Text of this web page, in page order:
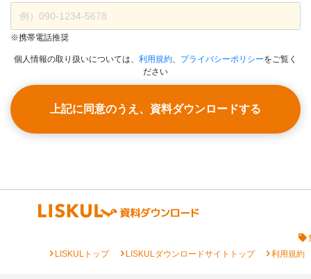
※携帯電話推奨
個人情報の取り扱いについては、 利用規約、 プライバシーポリシーをご覧く
ださい
上記に同意のうえ、資料ダウンロードする
chevron_rightLISKULトップ chevron_rightLISKULダウンロードサイトトップ chevron_right利用規約